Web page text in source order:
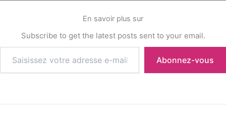
En savoir plus sur
Subscribe to get the latest posts sent to your email.
Abonnez-vous